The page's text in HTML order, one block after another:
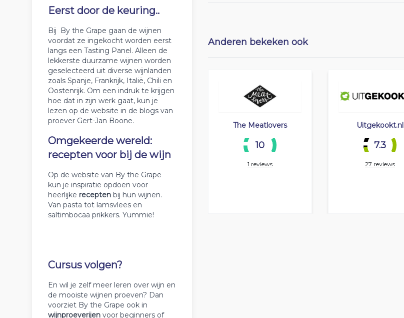
Eerst door de keuring..
Bij By the Grape gaan de wijnen
voordat ze ingekocht worden eerst
langs een Tasting Panel. Alleen de
lekkerste duurzame wijnen worden
geselecteerd uit diverse wijnlanden
zoals Spanje, Frankrijk, Italië, Chili en
Oostenrijk. Om een indruk te krijgen
hoe dat in zijn werk gaat, kun je
lezen op de website in de blogs van
proever Gert-Jan Boone.
Omgekeerde wereld:
recepten voor bij de wijn
Op de website van By the Grape
kun je inspiratie opdoen voor
heerlijke recepten bij hun wijnen.
Van pasta tot lamsvlees en
saltimbocaa prikkers. Yummie!
Cursus volgen?
En wil je zelf meer leren over wijn en
de mooiste wijnen proeven? Dan
voorziet By the Grape ook in
wijnproeverijen voor beginners of
Anderen bekeken ook
The Meatlovers
10
1 reviews
Uitgekookt.nl
7.3
27 reviews